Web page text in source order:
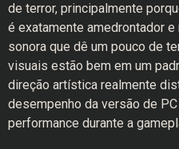
de terror, principalmente
é exatamente amedrontador
sonora que dê um pouco de
visuais estão bem em um
direção artística realmente
desempenho da versão de
performance durante a